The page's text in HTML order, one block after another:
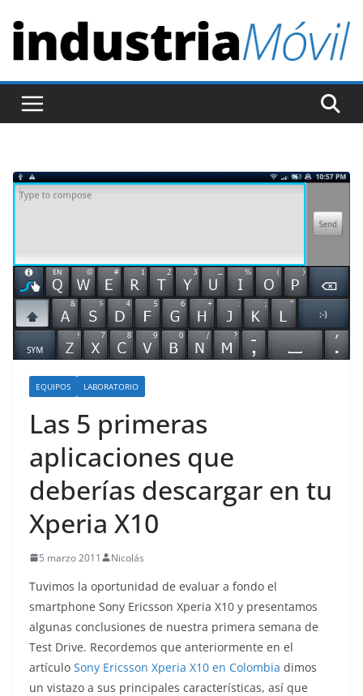
t
r
EQUIPOS LABORATORIO
Las 5 primeras
aplicaciones que
deberías descargar en tu
Xperia X10
5 marzo 2011 Nicolás
Tuvimos la oportunidad de evaluar a fondo el
smartphone Sony Ericsson Xperia X10 y presentamos
algunas conclusiones de nuestra primera semana de
Test Drive. Recordemos que anteriormente en el
artículo Sony Ericsson Xperia X10 en Colombia dimos
un vistazo a sus principales características, así que